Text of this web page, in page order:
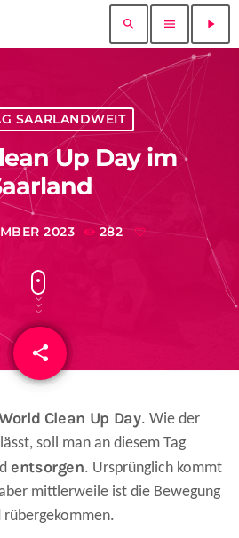
search menu play_arrow
SAARLANDWEIT
Up Day im
2023 282
share
email
Clean Up Day. Wie der
soll man an diesem Tag
entsorgen. Ursprünglich kommt
mittlerweile ist die Bewegung
rübergekommen.